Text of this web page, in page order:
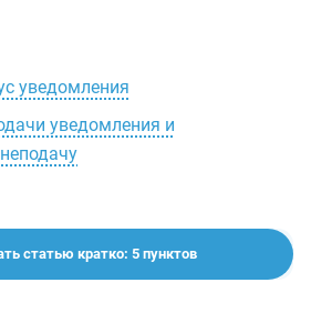
уведомления
уведомления и
статью кратко: 5 пунктов